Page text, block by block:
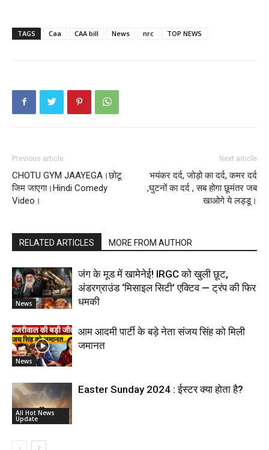
TAGS Caa CAA bill News nrc TOP NEWS
Previous article
CHOTU GYM JAAYEGA।छोटू
जिम जाएगा।Hindi Comedy
Video।
Next article
भयंकर दर्द, जोड़ो का दर्द, कमर दर्द
,घुटनों का दर्द , सब होगा छूमंतर जब
खाओगे ये लड्डू।
RELATED ARTICLES MORE FROM AUTHOR
News
जंग के मूड में खामेनेई! IRGC को खुली छूट,
अंडरग्राउंड ‘मिसाइल सिटी’ एक्टिव — ट्रंप की फिर
धमकी
News
आम आदमी पार्टी के बड़े नेता संजय सिंह को मिली
जमानत
All Hot News
Update
Easter Sunday 2024 : ईस्टर क्या होता है?